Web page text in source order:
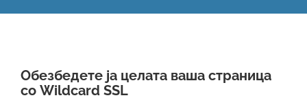
Обезбедете ја целата ваша страница
со Wildcard SSL